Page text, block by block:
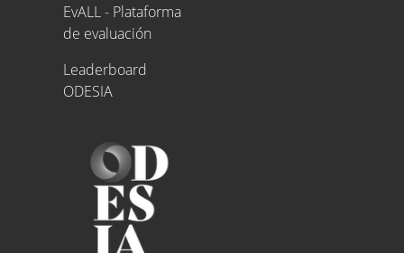
EvALL - Plataforma
de evaluación
Leaderboard
ODESIA